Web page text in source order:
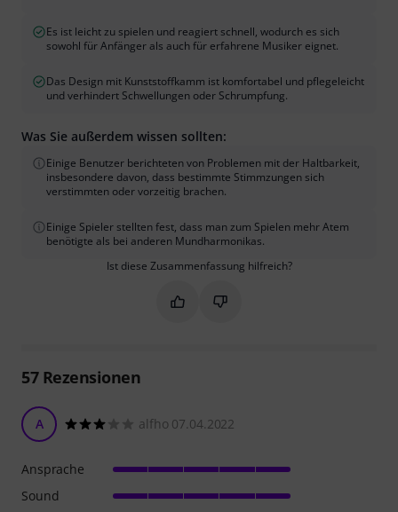
Es ist leicht zu spielen und reagiert schnell, wodurch es sich
sowohl für Anfänger als auch für erfahrene Musiker eignet.
Das Design mit Kunststoffkamm ist komfortabel und pflegeleicht
und verhindert Schwellungen oder Schrumpfung.
Was Sie außerdem wissen sollten:
Einige Benutzer berichteten von Problemen mit der Haltbarkeit,
insbesondere davon, dass bestimmte Stimmzungen sich
verstimmten oder vorzeitig brachen.
Einige Spieler stellten fest, dass man zum Spielen mehr Atem
benötigte als bei anderen Mundharmonikas.
Ist diese Zusammenfassung hilfreich?
Markieren Sie diese
Markieren Sie diese
57Rezensionen
A alfho 07.04.2022
Ansprache
Sound